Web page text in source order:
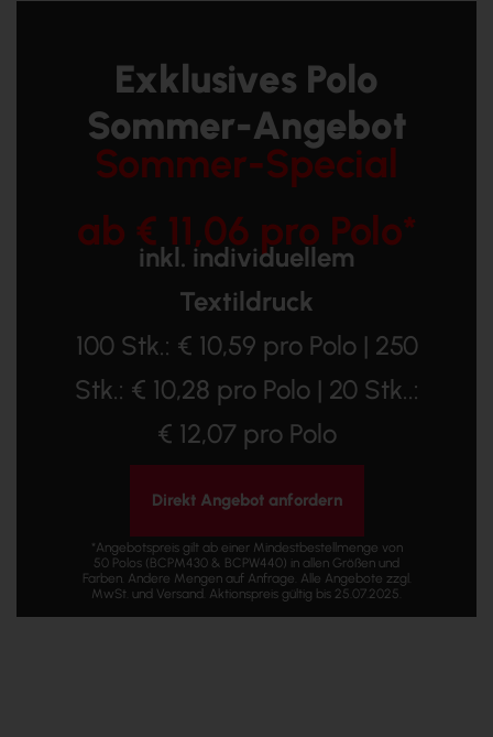
Exklusives Polo
Sommer-Angebot
Sommer-Special
ab € 11,06 pro Polo*
inkl. individuellem
Textildruck
100 Stk.: € 10,59 pro Polo | 250
Stk.: € 10,28 pro Polo | 20 Stk..:
€ 12,07 pro Polo
Direkt Angebot anfordern
*Angebotspreis gilt ab einer Mindestbestellmenge von
50 Polos (BCPM430 & BCPW440) in allen Größen und
Farben. Andere Mengen auf Anfrage. Alle Angebote zzgl.
MwSt. und Versand. Aktionspreis gültig bis 25.07.2025.